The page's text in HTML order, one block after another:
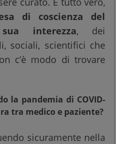
di coscienza del
interezza, dei
sociali, scientifici che
c’è modo di trovare
la pandemia di COVID-
tra medico e paziente?
sicuramente nella